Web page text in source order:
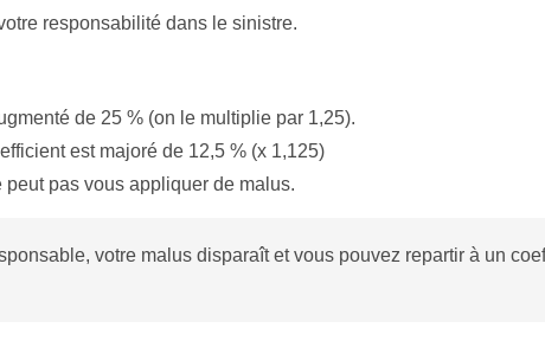
responsabilité dans le sinistre.
de 25 % (on le multiplie par 1,25).
est majoré de 12,5 % (x 1,125)
pas vous appliquer de malus.
votre malus disparaît et vous pouvez repartir à un